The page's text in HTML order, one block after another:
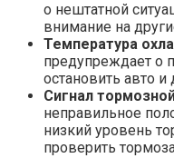
о нештатной
внимание на
Температура
предупреждает о
остановить авто и
Сигнал
неправильное
низкий уровень
проверить